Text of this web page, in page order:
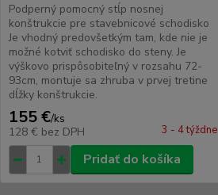
Podperný pomocný stĺp nosnej
konštrukcie pre stavebnicové schodisko
Je vhodný predovšetkým tam, kde nie je
možné kotviť schodisko do steny. Je
výškovo prispôsobiteľný v rozsahu 72-
93cm, montuje sa zhruba v prvej tretine
dĺžky konštrukcie.
155 €/ks
128 € bez DPH 3 - 4 týždne
Pridať do košíka